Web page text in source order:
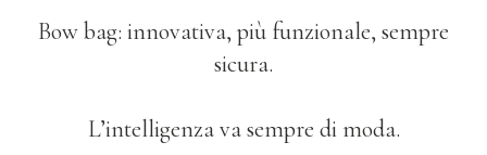
Bow bag: innovativa, più funzionale, sempre
sicura.
L’intelligenza va sempre di moda.